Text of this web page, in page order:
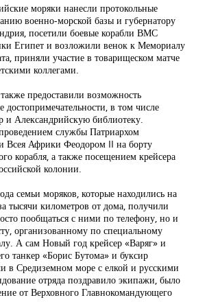
моряки нанесли протокольные
военно-морской базы и губернатору
посетили боевые корабли ВМС
Египет и возложили венок к Мемориалу
приняли участие в товарищеском матче
коллегами.
предоставили возможность
достопримечательности, в том числе
и Александрийскую библиотеку.
службы Патриархом
Всея Африки Феодором II на борту
корабля, а также посещением крейсера
колонии.
семьи моряков, которые находились на
тысячи километров от дома, получили
пообщаться с ними по телефону, но и
организованному по специальному
А сам Новый год крейсер «Варяг» и
танкер «Борис Бутома» и буксир
в Средиземном море с елкой и русскими
отряда поздравило экипажи, было
от Верховного Главнокомандующего